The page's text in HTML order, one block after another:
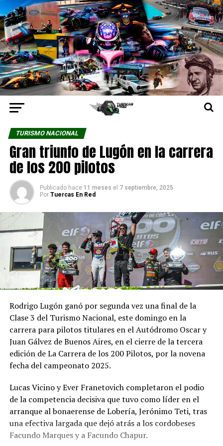
TURISMO NACIONAL
Gran triunfo de Lugón en la carrera
de los 200 pilotos
Publicado hace 11 meses el 7 septiembre, 2025
Por Tuercas En Red
Rodrigo Lugón ganó por segunda vez una final de la
Clase 3 del Turismo Nacional, este domingo en la
carrera para pilotos titulares en el Autódromo Oscar y
Juan Gálvez de Buenos Aires, en el cierre de la tercera
edición de La Carrera de los 200 Pilotos, por la novena
fecha del campeonato 2025.
Lucas Vicino y Ever Franetovich completaron el podio
de la competencia decisiva que tuvo como líder en el
arranque al bonaerense de Lobería, Jerónimo Teti, tras
una efectiva largada que dejó atrás a los cordobeses
Facundo Marques y a Facundo Chapur.